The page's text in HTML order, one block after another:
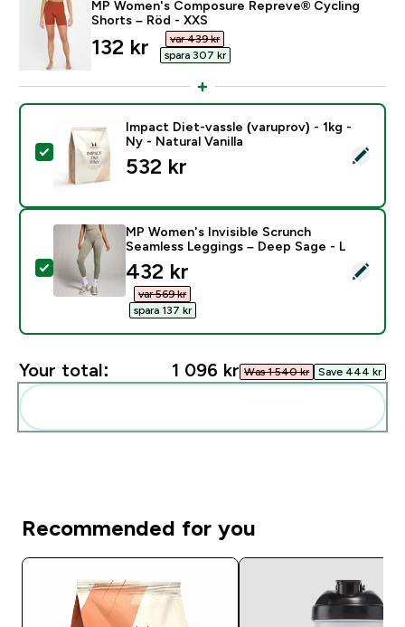
MP Women's Composure Repreve® Cycling
Shorts – Röd - XXS
discounted price
132 kr‎
var 439 kr‎
spara 307 kr‎
Select this product - Impact Diet-vassle (varuprov) -
Impact Diet-vassle (varuprov) - 1kg -
Ny - Natural Vanilla
532 kr‎
Select this product - MP Women's Invisible Scrunch
MP Women's Invisible Scrunch
Seamless Leggings – Deep Sage - L
discounted price
432 kr‎
var 569 kr‎
spara 137 kr‎
Your total: 1 096 kr‎ Was 1 540 kr‎ Save 444 kr‎
Recommended for you